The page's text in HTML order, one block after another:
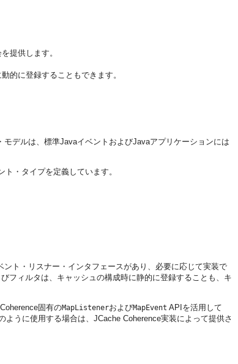
提供します。
的に登録することもできます。
モデルは、標準JavaイベントおよびJavaアプリケーションには
・タイプを定義しています。
ト・リスナー・インタフェースがあり、必要に応じて実装で
フィルタは、キャッシュの構成時に静的に登録することも、キ
固有のMapListenerおよびMapEvent APIを活用して
ように使用する場合は、JCache Coherence実装によって提供さ